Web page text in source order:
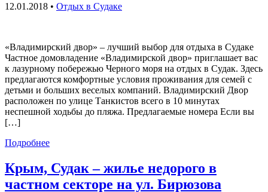
12.01.2018 • Отдых в Судаке
«Владимирский двор» – лучший выбор для отдыха в Судаке
Частное домовладение «Владимирской двор» приглашает вас
к лазурному побережью Черного моря на отдых в Судак. Здесь
предлагаются комфортные условия проживания для семей с
детьми и больших веселых компаний. Владимирский Двор
расположен по улице Танкистов всего в 10 минутах
неспешной ходьбы до пляжа. Предлагаемые номера Если вы
[…]
Подробнее
Крым, Судак – жилье недорого в
частном секторе на ул. Бирюзова